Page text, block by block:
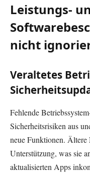
Leistungs-
nicht
Veraltetes
Fehlende
Sicherheitsrisiken aus
neue Funktionen.
Unterstützung, was sie
aktualisierten Apps